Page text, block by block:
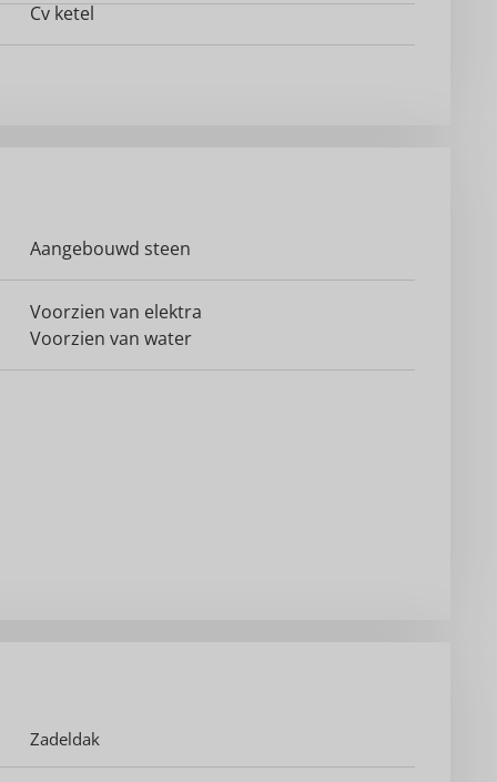
Cv ketel
Aangebouwd steen
Voorzien van elektra
Voorzien van water
Zadeldak